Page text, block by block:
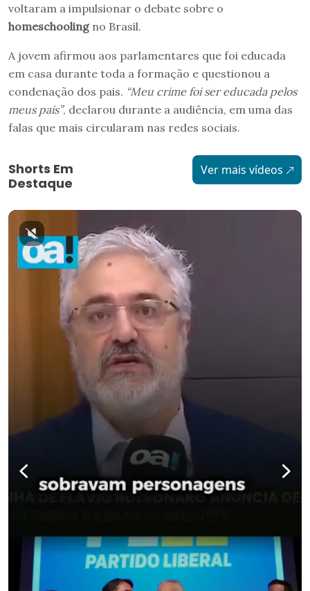
voltaram a impulsionar o debate sobre o
homeschoolingno Brasil.
A jovem afirmou aos parlamentares que foi educada
em casa durante toda a formação e questionou a
condenação dos pais. “Meu crime foi ser educada pelos
meus pais”, declarou durante a audiência, em uma das
falas que mais circularam nas redes sociais.
Shorts Em
Destaque
Ver mais vídeos